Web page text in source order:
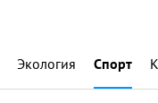
Экология Спорт